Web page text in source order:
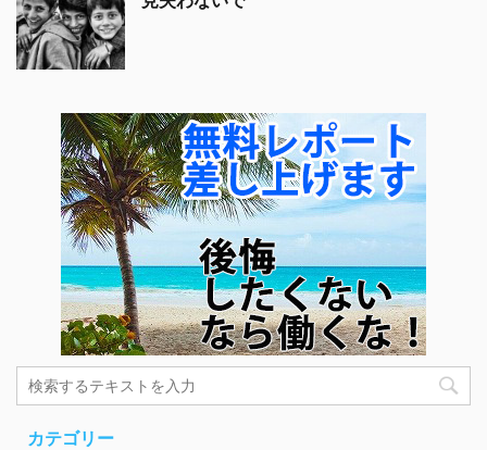
カテゴリー